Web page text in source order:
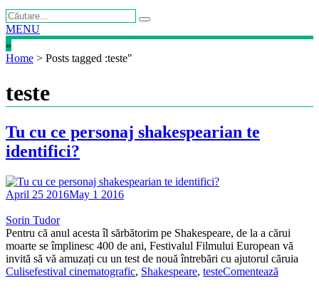
MENU
»
Home > Posts tagged :teste"
teste
Tu cu ce personaj shakespearian te
identifici?
April 25 2016May 1 2016
Sorin Tudor
Pentru că anul acesta îl sărbătorim pe Shakespeare, de la a cărui
moarte se împlinesc 400 de ani, Festivalul Filmului European vă
invită să vă amuzați cu un test de nouă întrebări cu ajutorul căruia
Culisefestival cinematografic, Shakespeare, testeComentează